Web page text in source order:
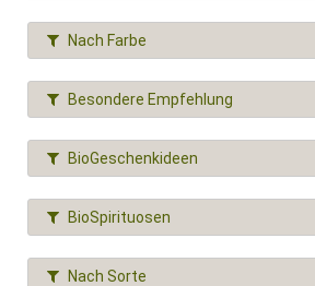
Nach Farbe
Besondere Empfehlung
BioGeschenkideen
BioSpirituosen
Nach Sorte